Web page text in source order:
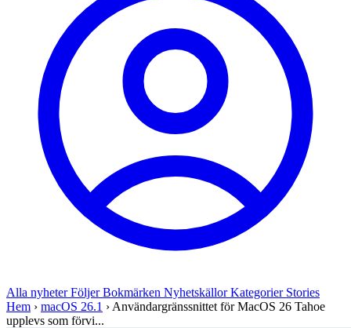
Alla nyheterFöljerBokmärken NyhetskällorKategorier Stories
Hem › macOS 26.1 › Användargränssnittet för MacOS 26 Tahoe
upplevs som förvi...